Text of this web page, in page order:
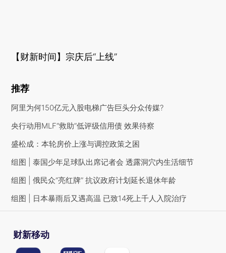
【财新时间】宗庆后“上线”
推荐
阿里为何150亿元入股电梯广告巨头分众传媒?
央行动用MLF“救助”低评级信用债 效果待察
盛松成：本轮房价上涨与调控政策之困
组图 | 泰国少年足球队出席记者会 透露洞穴内生活细节
组图 | 俄民众“亮红牌” 抗议政府计划延长退休年龄
组图 | 日本暴雨后又遇高温 已致14死上千人入院治疗
财新移动